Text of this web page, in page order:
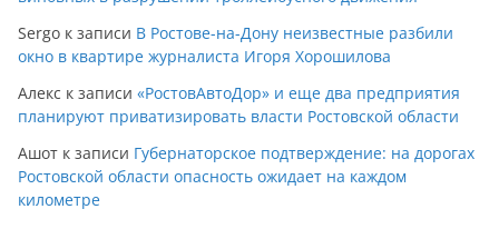
Sergo к записи В Ростове-на-Дону неизвестные разбили
окно в квартире журналиста Игоря Хорошилова
Алекс к записи «РостовАвтоДор» и еще два предприятия
планируют приватизировать власти Ростовской области
Ашот к записи Губернаторское подтверждение: на дорогах
Ростовской области опасность ожидает на каждом
километре